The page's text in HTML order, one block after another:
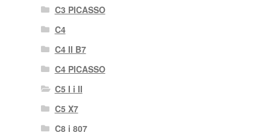
C3 PICASSO
C4
C4 II B7
C4 PICASSO
C5 I i II
C5 X7
C8 i 807